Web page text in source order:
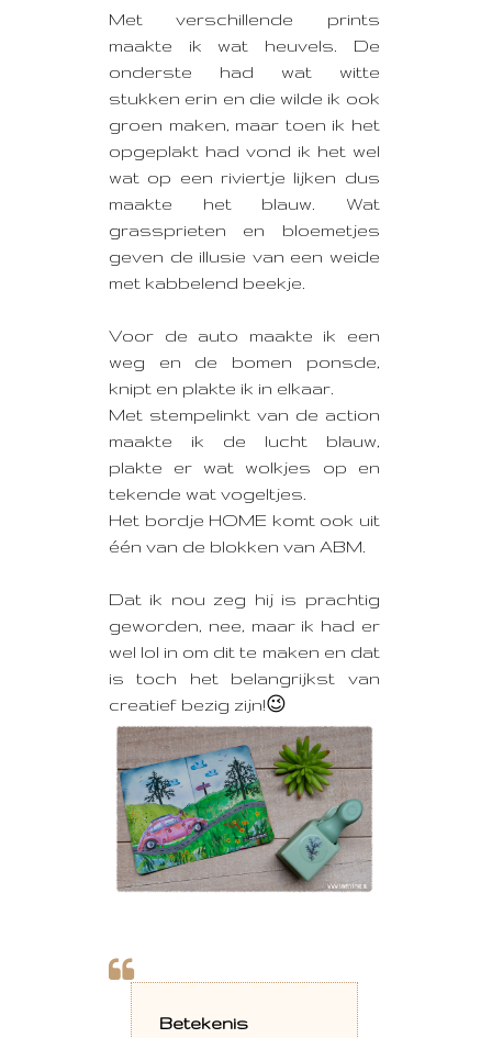
Met verschillende prints
maakte ik wat heuvels. De
onderste had wat witte
stukken erin en die wilde ik ook
groen maken, maar toen ik het
opgeplakt had vond ik het wel
wat op een riviertje lijken dus
maakte het blauw. Wat
grassprieten en bloemetjes
geven de illusie van een weide
met kabbelend beekje.
Voor de auto maakte ik een
weg en de bomen ponsde,
knipt en plakte ik in elkaar.
Met stempelinkt van de action
maakte ik de lucht blauw,
plakte er wat wolkjes op en
tekende wat vogeltjes.
Het bordje HOME komt ook uit
één van de blokken van ABM.
Dat ik nou zeg hij is prachtig
geworden, nee, maar ik had er
wel lol in om dit te maken en dat
is toch het belangrijkst van
creatief bezig zijn!😉
Betekenis